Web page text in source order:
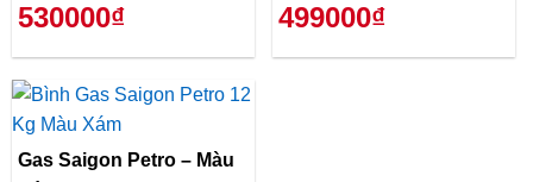
530000₫ 499000₫
Gas Saigon Petro – Màu